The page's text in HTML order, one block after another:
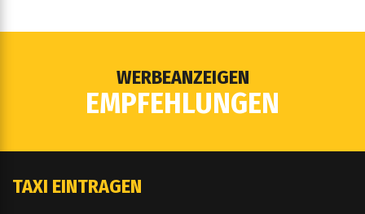
WERBEANZEIGEN
EMPFEHLUNGEN
TAXI EINTRAGEN